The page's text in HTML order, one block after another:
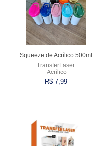
Squeeze de Acrílico 500ml
TransferLaser
Acrílico
R$ 7,99